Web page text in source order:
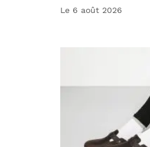
Le 6 août 2026